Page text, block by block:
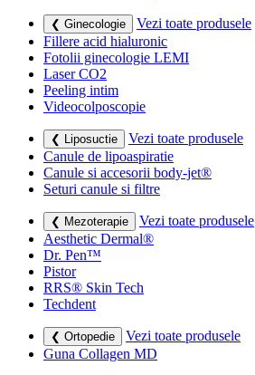
❮ Ginecologie
Vezi toate produsele
Fillere acid hialuronic
Fotolii ginecologie LEMI
Laser CO2
Peeling intim
Videocolposcopie
❮ Liposuctie
Vezi toate produsele
Canule de lipoaspiratie
Canule si accesorii body-jet®
Seturi canule si filtre
❮ Mezoterapie
Vezi toate produsele
Aesthetic Dermal®
Dr. Pen™
Pistor
RRS® Skin Tech
Techdent
❮ Ortopedie
Vezi toate produsele
Guna Collagen MD